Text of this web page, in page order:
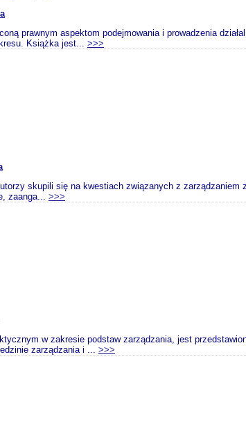
prawnym aspektom podejmowania i prowadzenia
Książka jest... >>>
skupili się na kwestiach związanych z zarządzaniem
zaanga... >>>
w zakresie podstaw zarządzania, jest
zarządzania i ... >>>